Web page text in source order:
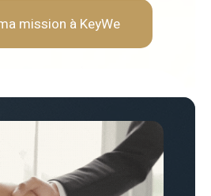
mission à KeyWe